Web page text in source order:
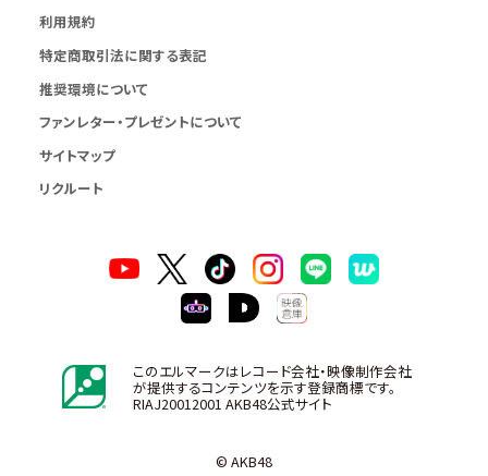
利用規約
特定商取引法に関する表記
推奨環境について
ファンレター・プレゼントについて
サイトマップ
リクルート
このエルマークはレコード会社・映像制作会社
が提供するコンテンツを示す登録商標です。
RIAJ20012001 AKB48公式サイト
© AKB48